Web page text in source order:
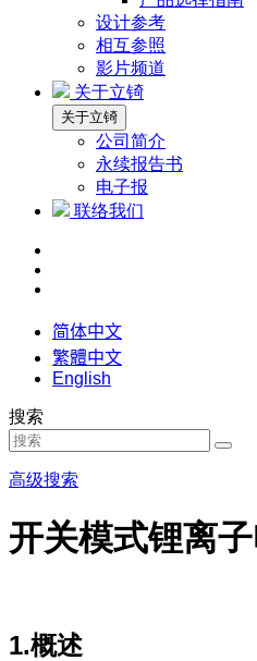
设计参考
相互参照
影片频道
关于立锜
关于立锜
公司简介
永续报告书
电子报
联络我们
简体中文
繁體中文
English
搜索
高级搜索
开关模式锂离
1.概述